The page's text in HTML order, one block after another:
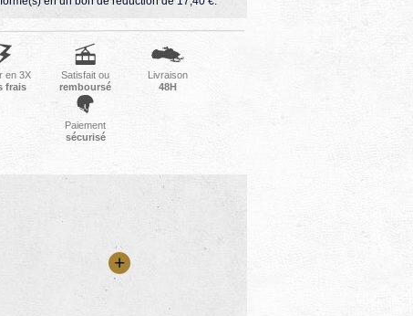
en 3X
frais
Satisfait ou
remboursé
Livraison
48H
Paiement
sécurisé
+